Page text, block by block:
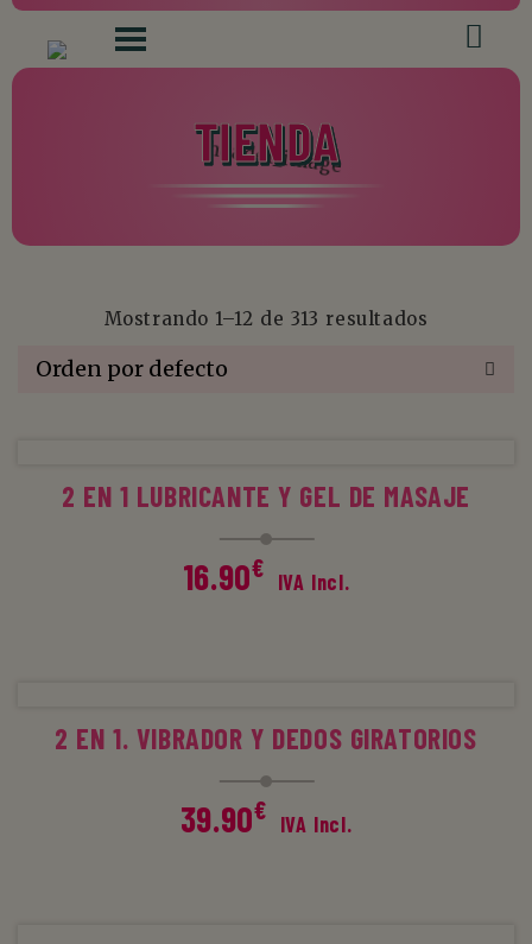
TIENDA
Mostrando 1–12 de 313 resultados
2 EN 1 LUBRICANTE Y GEL DE MASAJE
16.90€ IVA Incl.
2 EN 1. VIBRADOR Y DEDOS GIRATORIOS
39.90€ IVA Incl.